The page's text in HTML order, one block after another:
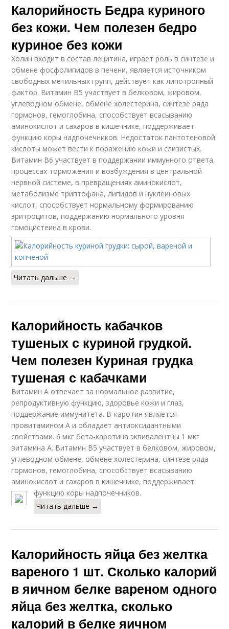
Калорийность Бедра куриного
без кожи. Чем полезен бедро
куриное без кожи
Холин входит в состав лецитина, играет роль в синтезе и
обмене фосфолипидов в печени, является источником
свободных метильных групп, действует как липотропный
фактор. Витамин В5 участвует в белковом, жировом,
углеводном обмене, обмене холестерина, синтезе ряда
гормонов, гемоглобина, способствует всасыванию
аминокислот и сахаров в кишечнике, поддерживает
функцию коры надпочечников. Недостаток пантотеновой
кислоты может вести к поражению кожи и слизистых.
Витамин В6 участвует в поддержании иммунного ответа,
процессах торможения и возбуждения в центральной
нервной системе, в превращениях аминокислот,
метаболизме триптофана, липидов и нуклеиновых
кислот, способствует нормальному формированию
эритроцитов, поддержанию нормального уровня
гомоцистеина в крови.
Читать дальше →
Калорийность кабачков
тушеных с куриной грудкой.
Чем полезен Куриная грудка
тушеная с кабачками
Витамин А отвечает за нормальное развитие,
репродуктивную функцию, здоровье кожи и глаз,
поддержание иммунитета. В-каротин является
провитамином А и обладает антиоксидантными
свойствами. 6 мкг бета-каротина эквивалентны 1 мкг
витамина А. Витамин В5 участвует в белковом, жировом,
углеводном обмене, обмене холестерина, синтезе ряда
гормонов, гемоглобина, способствует всасыванию
аминокислот и сахаров в кишечнике, поддерживает
функцию коры надпочечников.
Читать дальше →
Калорийность яйца без желтка
вареного 1 шт. Сколько калорий
в яичном белке вареном одного
яйца без желтка, сколько
калорий в белке яичном